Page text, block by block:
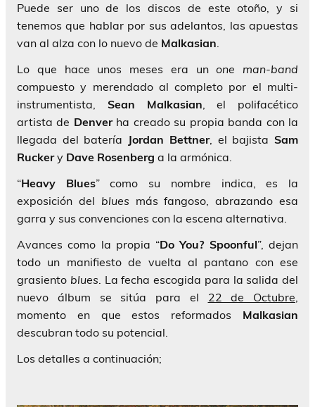
Puede ser uno de los discos de este otoño, y si
tenemos que hablar por sus adelantos, las apuestas
van al alza con lo nuevo de Malkasian.
Lo que hace unos meses era unone man-band
compuesto y merendado al completo por el multi-
instrumentista, Sean Malkasian, el polifacético
artista de Denverha creado su propia banda con la
llegada del batería Jordan Bettner, el bajistaSam
Ruckery Dave Rosenberg a la armónica.
“Heavy Blues” como su nombre indica, es la
exposición del blues más fangoso, abrazando esa
garra y sus convenciones con la escena alternativa.
Avances como la propia “Do You? Spoonful”, dejan
todo un manifiesto de vuelta al pantano con ese
grasiento blues. La fecha escogida para la salida del
nuevo álbum se sitúa para el 22 de Octubre,
momento en que estos reformados Malkasian
descubran todo su potencial.
Los detalles a continuación;